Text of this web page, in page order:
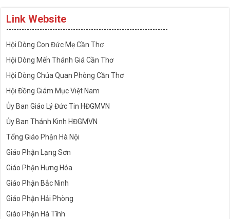
Link Website
---------------------------------------------------------------
Hội Dòng Con Đức Mẹ Cần Thơ
Hội Dòng Mến Thánh Giá Cần Thơ
Hội Dòng Chúa Quan Phòng Cần Thơ
Hội Đồng Giám Mục Việt Nam
Ủy Ban Giáo Lý Đức Tin HĐGMVN
Ủy Ban Thánh Kinh HĐGMVN
Tổng Giáo Phận Hà Nội
Giáo Phận Lạng Sơn
Giáo Phận Hưng Hóa
Giáo Phận Bắc Ninh
Giáo Phận Hải Phòng
Giáo Phận Hà Tĩnh